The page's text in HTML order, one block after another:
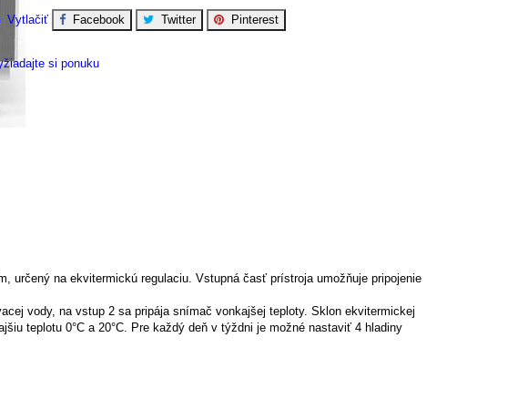
Vytlačiť
Facebook Twitter Pinterest
si ponuku
určený na ekvitermickú regulaciu. Vstupná časť prístroja umožňuje pripojenie
vody, na vstup 2 sa pripája snímač vonkajšej teploty. Sklon ekvitermickej
teplotu 0°C a 20°C. Pre každý deň v týždni je možné nastaviť 4 hladiny